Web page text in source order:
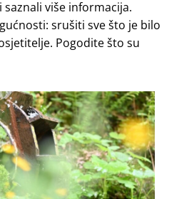
više informacija.
srušiti sve što je bilo
Pogodite što su